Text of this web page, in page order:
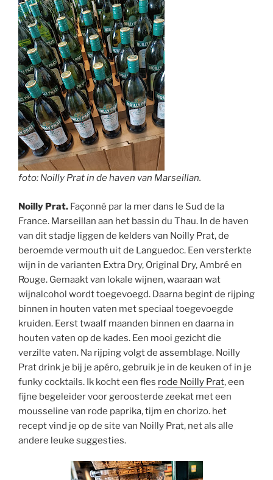
foto: Noilly Prat in de haven van Marseillan.
Noilly Prat. Façonné par la mer dans le Sud de la
France. Marseillan aan het bassin du Thau. In de haven
van dit stadje liggen de kelders van Noilly Prat, de
beroemde vermouth uit de Languedoc. Een versterkte
wijn in de varianten Extra Dry, Original Dry, Ambré en
Rouge. Gemaakt van lokale wijnen, waaraan wat
wijnalcohol wordt toegevoegd. Daarna begint de rijping
binnen in houten vaten met speciaal toegevoegde
kruiden. Eerst twaalf maanden binnen en daarna in
houten vaten op de kades. Een mooi gezicht die
verzilte vaten. Na rijping volgt de assemblage. Noilly
Prat drink je bij je apéro, gebruik je in de keuken of in je
funky cocktails. Ik kocht een fles rode Noilly Prat, een
fijne begeleider voor geroosterde zeekat met een
mousseline van rode paprika, tijm en chorizo. het
recept vind je op de site van Noilly Prat, net als alle
andere leuke suggesties.